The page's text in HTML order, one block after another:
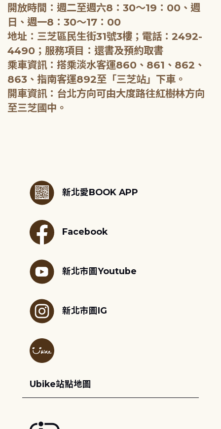
開放時間：週二至週六8：30～19：00、週
日、週一8：30～17：00
地址：三芝區民生街31號3樓；電話：2492-
4490；服務項目：還書及預約取書
乘車資訊：搭乘淡水客運860、861、862、
863、指南客運892至「三芝站」下車。
開車資訊：台北方向可由大度路往紅樹林方向
至三芝國中。
新北愛BOOK APP
Facebook
新北市圖Youtube
新北市圖IG
Ubike站點地圖